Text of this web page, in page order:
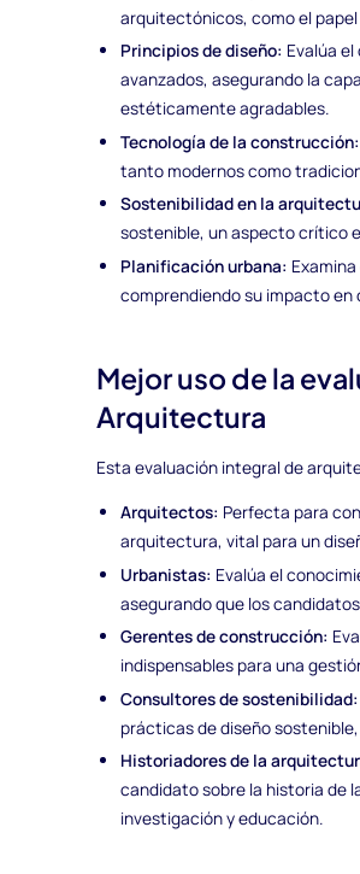
arquitectónicos, como el
Principios de diseño: Evalúa
avanzados, asegurando la
estéticamente agradables.
Tecnología de la construcción:
tanto modernos como
Sostenibilidad en la
sostenible, un aspecto crítico
Planificación urbana:
comprendiendo su impacto
Mejor uso de la
Arquitectura
Esta evaluación integral de
Arquitectos: Perfecta para
arquitectura, vital para un
Urbanistas: Evalúa el
asegurando que los
Gerentes de construcción:
indispensables para una
Consultores de sostenibilidad:
prácticas de diseño
Historiadores de la
candidato sobre la historia de
investigación y educación.